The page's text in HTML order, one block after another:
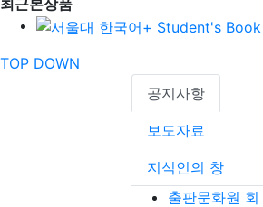
최근본상품
TOP DOWN
공지사항
보도자료
지식인의 창
출판문화원 회